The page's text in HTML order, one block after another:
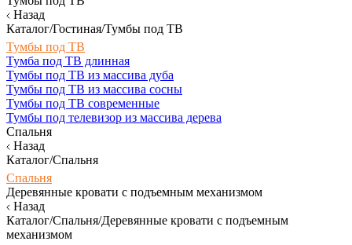
Назад
Каталог/Гостиная/Тумбы под ТВ
Тумбы под ТВ
Тумба под ТВ длинная
Тумбы под ТВ из массива дуба
Тумбы под ТВ из массива сосны
Тумбы под ТВ современные
Тумбы под телевизор из массива дерева
Спальня
Назад
Каталог/Спальня
Спальня
Деревянные кровати с подъемным механизмом
Назад
Каталог/Спальня/Деревянные кровати с подъемным
механизмом